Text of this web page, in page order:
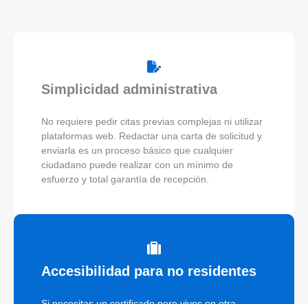
Simplicidad administrativa
No requiere pedir citas previas complejas ni utilizar
plataformas web. Redactar una carta de solicitud y
enviarla es un proceso básico que cualquier
ciudadano puede realizar con un mínimo de
esfuerzo y total garantía de recepción.
Accesibilidad para no residentes